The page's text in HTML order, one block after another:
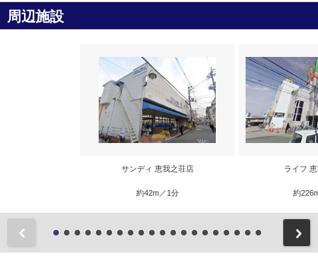
周辺施設
サンディ 恵我之荘店
約42m／1分
ライフ
約